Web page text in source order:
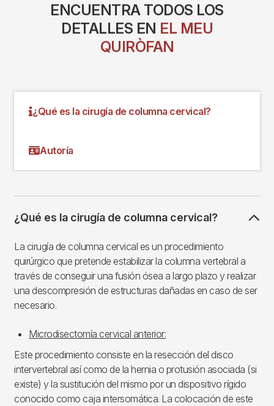
ENCUENTRA TODOS LOS
DETALLES EN EL MEU
QUIRÒFAN
¿Qué es la cirugía de columna cervical?
Autoría
¿Qué es la cirugía de columna cervical?
La cirugía de columna cervical es un procedimiento
quirúrgico que pretende estabilizar la columna vertebral a
través de conseguir una fusión ósea a largo plazo y realizar
una descompresión de estructuras dañadas en caso de ser
necesario.
Microdisectomía cervical anterior:
Este procedimiento consiste en la resección del disco
intervertebral así como de la hernia o protusión asociada (si
existe) y la sustitución del mismo por un dispositivo rígido
conocido como caja intersomática. La colocación de este